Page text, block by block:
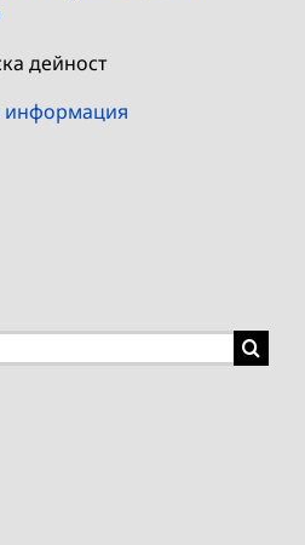
дейност
информация